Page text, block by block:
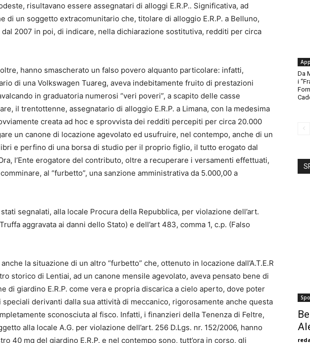
risultavano essere assegnatari di alloggi E.R.P.. Significativa, ad
di un soggetto extracomunitario che, titolare di alloggio E.R.P. a Belluno,
dal 2007 in poi, di indicare, nella dichiarazione sostitutiva, redditi per circa
hanno smascherato un falso povero alquanto particolare: infatti,
di una Volkswagen Tuareg, aveva indebitamente fruito di prestazioni
in graduatoria numerosi “veri poveri”, a scapito delle casse
il trentottenne, assegnatario di alloggio E.R.P. a Limana, con la medesima
creata ad hoc e sprovvista dei redditi percepiti per circa 20.000
un canone di locazione agevolato ed usufruire, nel contempo, anche di un
e perfino di una borsa di studio per il proprio figlio, il tutto erogato dal
l’Ente erogatore del contributo, oltre a recuperare i versamenti effettuati,
al “furbetto”, una sanzione amministrativa da 5.000,00 a
segnalati, alla locale Procura della Repubblica, per violazione dell’art.
aggravata ai danni dello Stato) e dell’art 483, comma 1, c.p. (Falso
la situazione di un altro “furbetto” che, ottenuto in locazione dall’A.T.E.R
storico di Lentiai, ad un canone mensile agevolato, aveva pensato bene di
di giardino E.R.P. come vera e propria discarica a cielo aperto, dove poter
derivanti dalla sua attività di meccanico, rigorosamente anche questa
sconosciuta al fisco. Infatti, i finanzieri della Tenenza di Feltre,
alla locale A.G. per violazione dell’art. 256 D.Lgs. nr. 152/2006, hanno
40 mq del giardino E.R.P. e nel contempo sono, tutt’ora in corso, gli
Da
i